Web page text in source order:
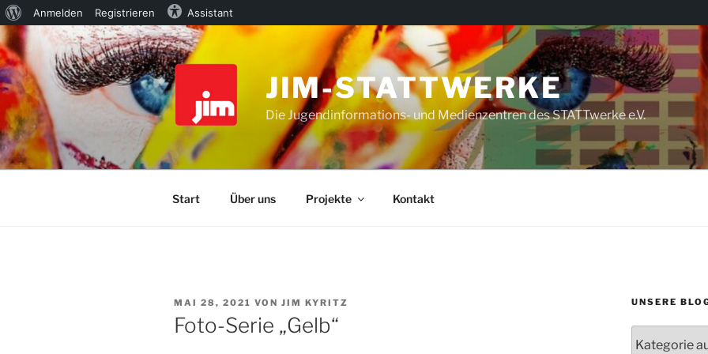
Über
WordPress
Anmelden Registrieren
Assistant
Zum
Inhalt
springen
JIM-STATTWERKE
Die Jugendinformations- und Medienzentren des STATTwerke e.V.
Start Über uns Projekte Kontakt
VERÖFFENTLICHT
AM
MAI 28, 2021 VON JIM KYRITZ
Foto-Serie „Gelb“
UNSERE
Blogs